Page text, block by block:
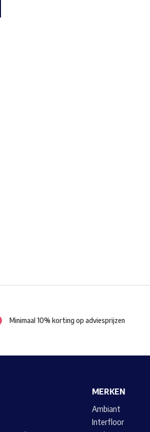
Minimaal 10% korting op adviesprijzen
MERKEN
Ambiant
Interfloor